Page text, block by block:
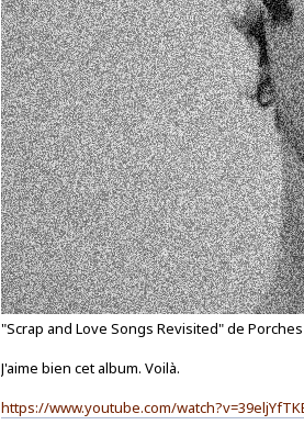
"Scrap and Love Songs Revisited" de Porches
J'aime bien cet album. Voilà.
https://www.youtube.com/